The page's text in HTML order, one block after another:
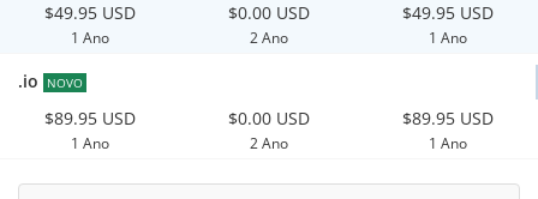
$49.95 USD
1 Ano
$0.00 USD
2 Ano
$49.95 USD
1 Ano
.io NOVO
$89.95 USD
1 Ano
$0.00 USD
2 Ano
$89.95 USD
1 Ano